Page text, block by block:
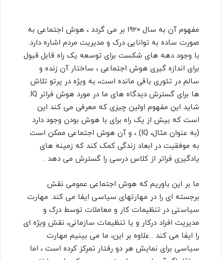
مفهوم آن به سال ۱۹۲۰ بر می گردد ، هوش اجتماعی به
صورت ساده به توانایی درک و مدیریت مردم اشاره دارد.
با وجود دهه های شکست برای توسعه یک راه قابل قبول
برای اندازه گیری هوش اجتماعی ، ساختار آن زنده و
سالم در تئوری باقی مانده است، به ویژه در پرتو تلاش
ها برای گسترش دیدگاه های ما در مورد هوش فراتر IQ.
شاید این مفهوم اولین چیزی که معرفی می کند این
است که بیش از یک راه برای با هوش بودن وجود دارد
(به عنوان مثال، IQ) ، و آن هوش اجتماعی ممکن است
به موفقیت در ابعاد زندگی کمک کند که زمینه های
یادگیری فراتر از کلاس درسی را گسترش می دهد .
ما بر این باوریم که هوش اجتماعی عمومی نقش
برجسته ای را در مهارتهای سیاسی ایفا می کند. مهارت
سیاستی در تنظیمات کار و معاملات توسط درک و
مدیریت افراد درکار و یا تنظیمات سازمانی، نقش ویژه ای
را ایفا می کند . علاوه بر این، ما می بینیم مهارت
سیاسی برای نمایش هر دو رفتار تمرکز کرده است ، اما